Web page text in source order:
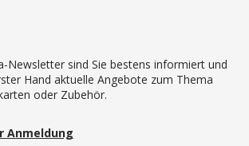
Newsletter sind Sie bestens informiert und
Hand aktuelle Angebote zum Thema
oder Zubehör.
Anmeldung